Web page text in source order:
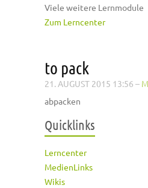
Viele weitere Lernmodule
Zum Lerncenter
to pack
21. AUGUST 2015 13:56 –
abpacken
Quicklinks
Lerncenter
MedienLinks
Wikis